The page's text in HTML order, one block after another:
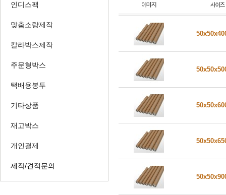
인디스팩
맞춤소량제작
칼라박스제작
주문형박스
택배용봉투
기타상품
재고박스
개인결제
제작/견적문의